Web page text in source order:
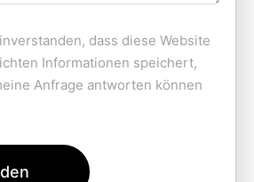
dass diese Website
Informationen speichert,
Anfrage antworten können